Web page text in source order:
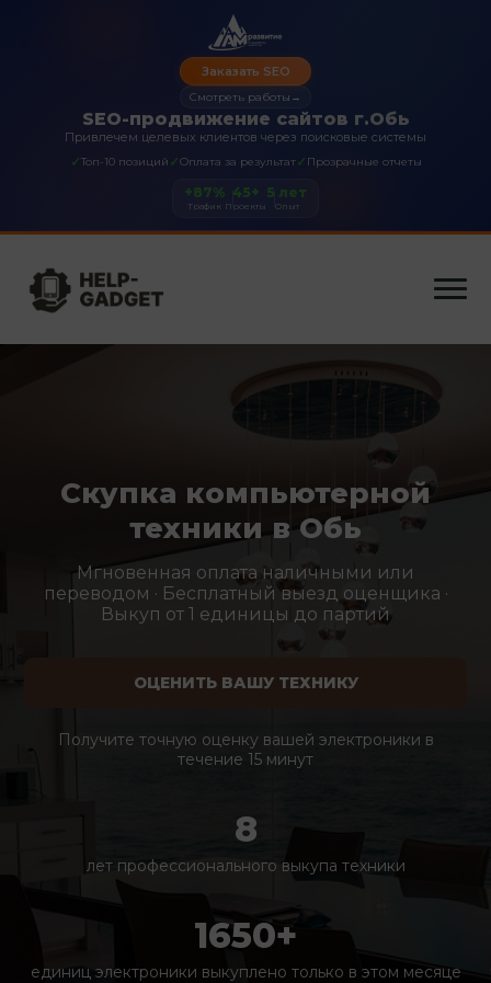
SEO-продвижение сайтов г.Обь
Привлечем целевых клиентов через поисковые системы
✓Топ-10 позиций ✓Оплата за результат✓ Прозрачные отчеты
Заказать SEO
Смотреть работы →
+87%
Трафик
45+
Проекты
5 лет
Опыт
Скупка компьютерной
техники в Обь
Мгновенная оплата наличными или
переводом · Бесплатный выезд оценщика ·
Выкуп от 1 единицы до партий
ОЦЕНИТЬ ВАШУ ТЕХНИКУ
Получите точную оценку вашей электроники в
течение 15 минут
8
лет профессионального выкупа техники
1650+
единиц электроники выкуплено только в этом месяце